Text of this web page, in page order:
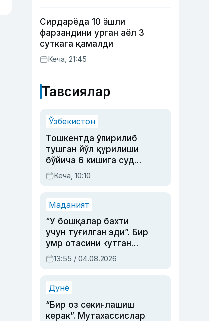
Сирдарёда 10 ёшли
фарзандини урган аёл 3
суткага қамалди
Кеча, 21:45
Тавсиялар
Ўзбекистон
Тошкентда ўпирилиб
тушган йўл қурилиши
бўйича 6 кишига суд
ҳукми ўқилди
Кеча, 10:10
Маданият
“У бошқалар бахти
учун туғилган эди”. Бир
умр отасини кутган
актриса ва дубльяж
устаси Римма
синовларга тўла ҳаёти
13:55 / 04.08.2026
Дунё
“Бир оз секинлашиш
керак”. Мутахассислар